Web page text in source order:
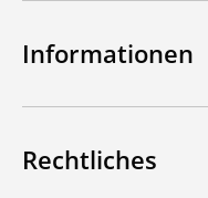
Informationen
Rechtliches